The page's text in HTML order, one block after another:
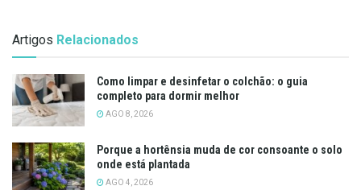
Artigos Relacionados
Como limpar e desinfetar o colchão: o guia
completo para dormir melhor
AGO 8, 2026
Porque a hortênsia muda de cor consoante o solo
onde está plantada
AGO 4, 2026